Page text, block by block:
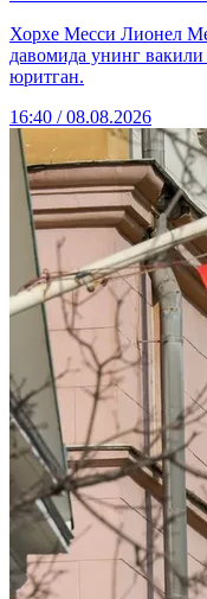
Хорхе Месси Лионел
давомида унинг
юритган.
16:40 / 08.08.2026